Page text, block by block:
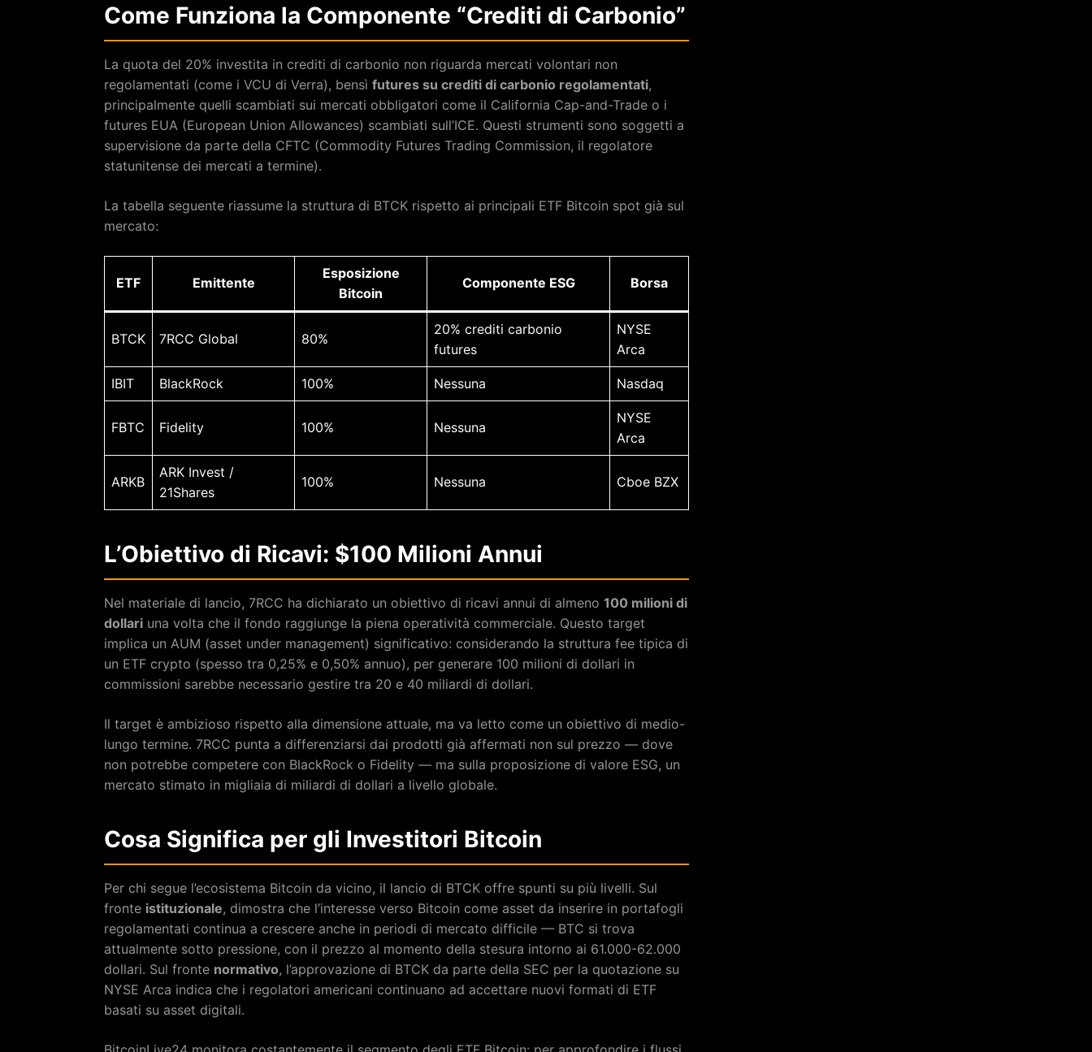
Come Funziona la Componente “Crediti di Carbonio”
La quota del 20% investita in crediti di carbonio non riguarda mercati volontari non
regolamentati (come i VCU di Verra), bensì futures su crediti di carbonio regolamentati,
principalmente quelli scambiati sui mercati obbligatori come il California Cap-and-Trade o i
futures EUA (European Union Allowances) scambiati sull’ICE. Questi strumenti sono soggetti a
supervisione da parte della CFTC (Commodity Futures Trading Commission, il regolatore
statunitense dei mercati a termine).
La tabella seguente riassume la struttura di BTCK rispetto ai principali ETF Bitcoin spot già sul
mercato:
ETF Emittente
Esposizione
Bitcoin
Componente ESG Borsa
BTCK 7RCC Global 80%
20% crediti carbonio
futures
NYSE
Arca
IBIT BlackRock 100% Nessuna Nasdaq
FBTC Fidelity 100% Nessuna
NYSE
Arca
ARKB
ARK Invest /
21Shares
100% Nessuna Cboe BZX
L’Obiettivo di Ricavi: $100 Milioni Annui
Nel materiale di lancio, 7RCC ha dichiarato un obiettivo di ricavi annui di almeno 100 milioni di
dollari una volta che il fondo raggiunge la piena operatività commerciale. Questo target
implica un AUM (asset under management) significativo: considerando la struttura fee tipica di
un ETF crypto (spesso tra 0,25% e 0,50% annuo), per generare 100 milioni di dollari in
commissioni sarebbe necessario gestire tra 20 e 40 miliardi di dollari.
Il target è ambizioso rispetto alla dimensione attuale, ma va letto come un obiettivo di medio-
lungo termine. 7RCC punta a differenziarsi dai prodotti già affermati non sul prezzo — dove
non potrebbe competere con BlackRock o Fidelity — ma sulla proposizione di valore ESG, un
mercato stimato in migliaia di miliardi di dollari a livello globale.
Cosa Significa per gli Investitori Bitcoin
Per chi segue l’ecosistema Bitcoin da vicino, il lancio di BTCK offre spunti su più livelli. Sul
fronte istituzionale, dimostra che l’interesse verso Bitcoin come asset da inserire in portafogli
regolamentati continua a crescere anche in periodi di mercato difficile — BTC si trova
attualmente sotto pressione, con il prezzo al momento della stesura intorno ai 61.000-62.000
dollari. Sul fronte normativo, l’approvazione di BTCK da parte della SEC per la quotazione su
NYSE Arca indica che i regolatori americani continuano ad accettare nuovi formati di ETF
basati su asset digitali.